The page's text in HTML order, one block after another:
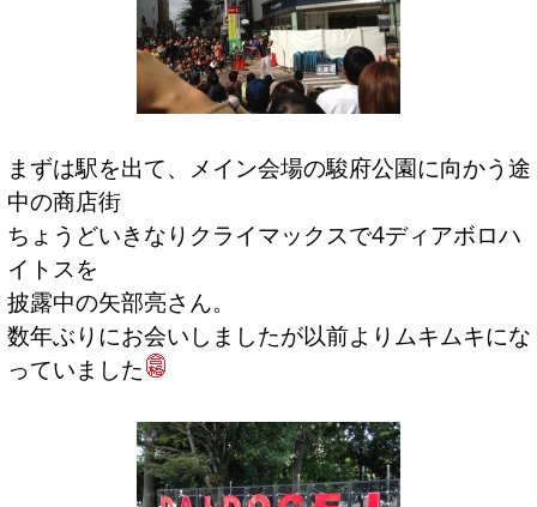
まずは駅を出て、メイン会場の駿府公園に向かう途
中の商店街
ちょうどいきなりクライマックスで4ディアボロハ
イトスを
披露中の矢部亮さん。
数年ぶりにお会いしましたが以前よりムキムキにな
っていました